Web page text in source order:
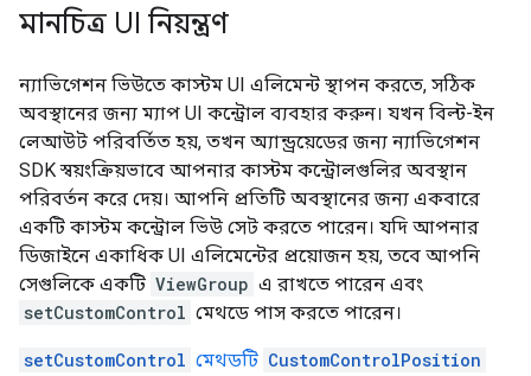
মানচিত্র UI নিয়ন্ত্রণ
ন্যাভিগেশন ভিউতে কাস্টম UI এলিমেন্ট স্থাপন করতে, সঠিক
অবস্থানের জন্য ম্যাপ UI কন্ট্রোল ব্যবহার করুন। যখন বিল্ট-ইন
লেআউট পরিবর্তিত হয়, তখন অ্যান্ড্রয়েডের জন্য ন্যাভিগেশন
SDK স্বয়ংক্রিয়ভাবে আপনার কাস্টম কন্ট্রোলগুলির অবস্থান
পরিবর্তন করে দেয়। আপনি প্রতিটি অবস্থানের জন্য একবারে
একটি কাস্টম কন্ট্রোল ভিউ সেট করতে পারেন। যদি আপনার
ডিজাইনে একাধিক UI এলিমেন্টের প্রয়োজন হয়, তবে আপনি
সেগুলিকে একটি ViewGroup এ রাখতে পারেন এবং
setCustomControl মেথডে পাস করতে পারেন।
setCustomControl মেথডটি CustomControlPosition